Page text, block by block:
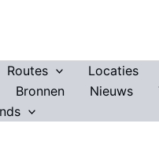
Routes Locaties
Bronnen Nieuws